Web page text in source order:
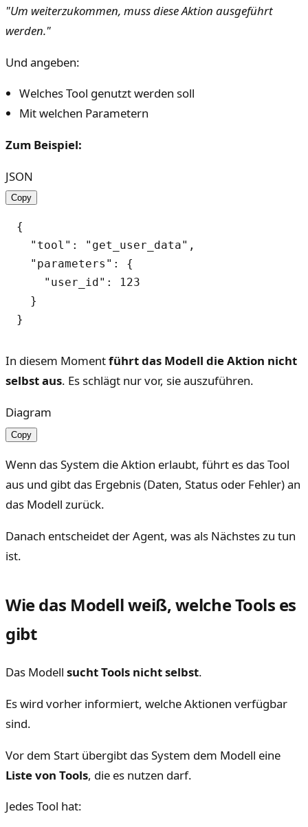
"Um weiterzukommen, muss diese Aktion ausgeführt
werden."
Und angeben:
Welches Tool genutzt werden soll
Mit welchen Parametern
Zum Beispiel:
JSON
Copy
{
  "tool": "get_user_data",
  "parameters": {
    "user_id": 123
  }
In diesem Momentführt das Modell die Aktion nicht
selbst aus. Es schlägt nur vor, sie auszuführen.
Diagram
Copy
Wenn das System die Aktion erlaubt, führt es das Tool
aus und gibt das Ergebnis (Daten, Status oder Fehler) an
das Modell zurück.
Danach entscheidet der Agent, was als Nächstes zu tun
ist.
Wie das Modell weiß, welche Tools es
gibt
Das Modell sucht Tools nicht selbst.
Es wird vorher informiert, welche Aktionen verfügbar
sind.
Vor dem Start übergibt das System dem Modell eine
Liste von Tools, die es nutzen darf.
Jedes Tool hat: